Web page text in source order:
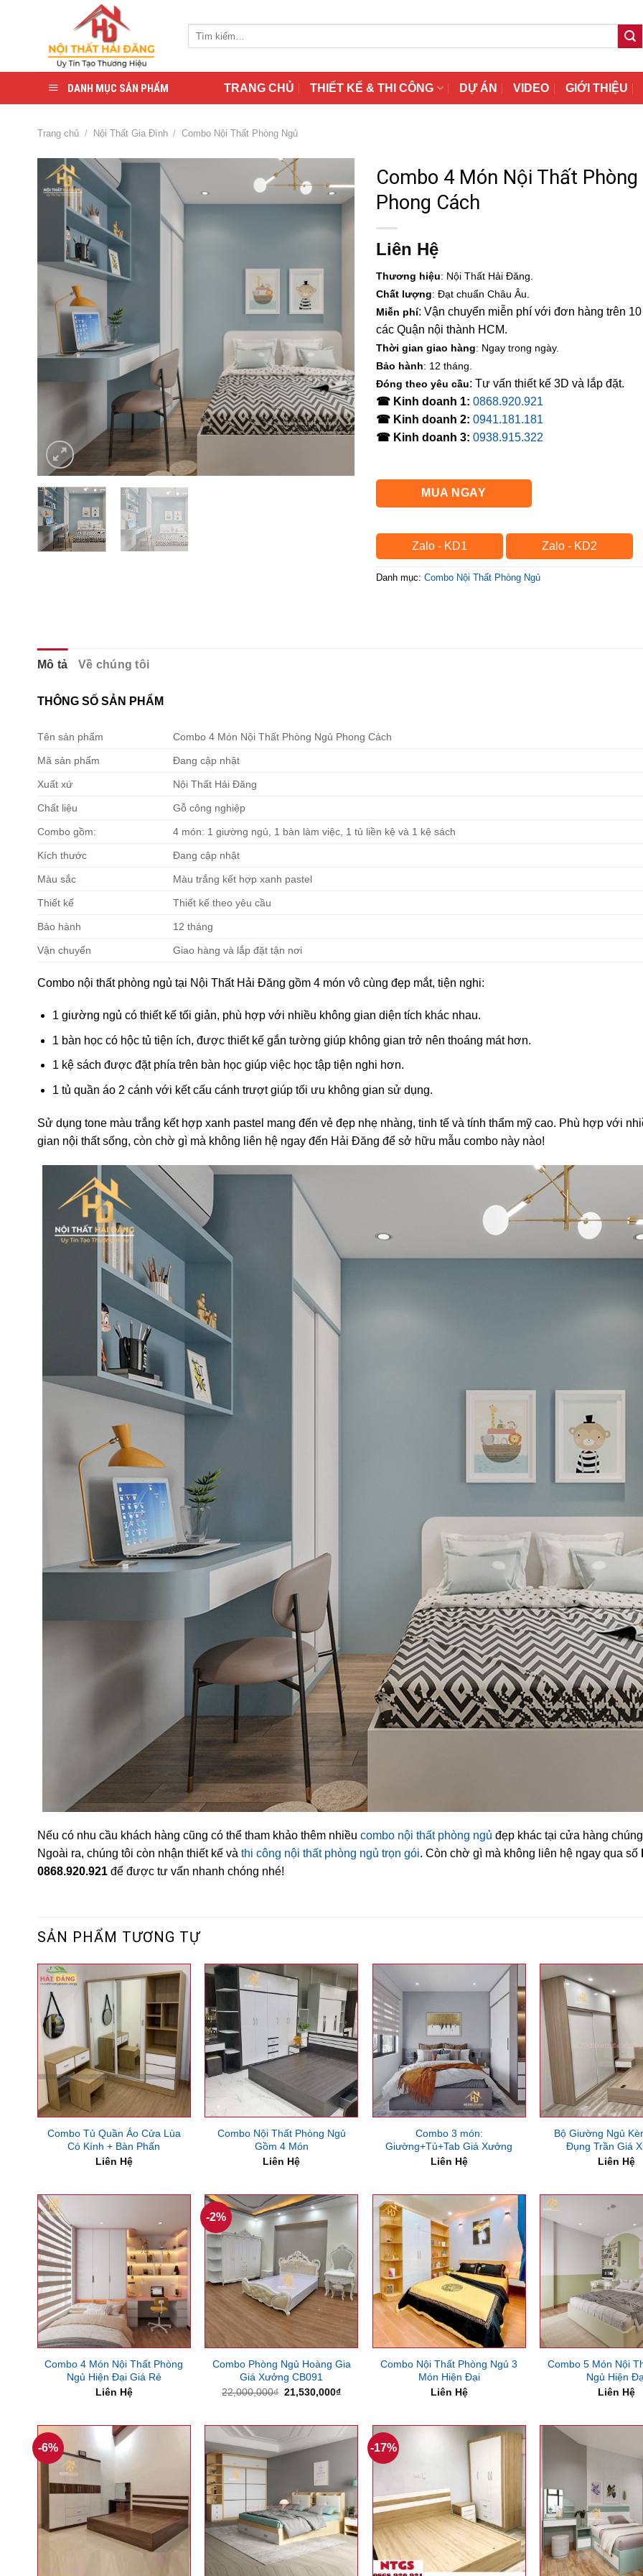
DANH MỤC SẢN PHẨM TRANG CHỦ THIẾT KẾ & THI CÔNG DỰ ÁN VIDEO GIỚI THIỆU
Trang chủ / Nội Thất Gia Đình / Combo Nội Thất Phòng Ngủ
Combo 4 Món Nội Thất Phòng
Phong Cách
Liên Hệ
Thương hiệu: Nội Thất Hải Đăng.
Chất lượng: Đạt chuẩn Châu Âu.
Miễn phí: Vận chuyển miễn phí với đơn hàng trên 10
các Quận nội thành HCM.
Thời gian giao hàng: Ngay trong ngày.
Bảo hành: 12 tháng.
Đóng theo yêu cầu: Tư vấn thiết kế 3D và lắp đặt.
☎ Kinh doanh 1: 0868.920.921
☎ Kinh doanh 2: 0941.181.181
☎ Kinh doanh 3: 0938.915.322
MUA NGAY
Zalo - KD1 Zalo - KD2
Danh mục: Combo Nội Thất Phòng Ngủ
Mô tả Về chúng tôi
THÔNG SỐ SẢN PHẨM
Tên sản phẩm Combo 4 Món Nội Thất Phòng Ngủ Phong Cách
Mã sản phẩm Đang cập nhật
Xuất xứ Nội Thất Hải Đăng
Chất liệu Gỗ công nghiệp
Combo gồm: 4 món: 1 giường ngủ, 1 bàn làm việc, 1 tủ liền kệ và 1 kệ sách
Kích thước Đang cập nhật
Màu sắc Màu trắng kết hợp xanh pastel
Thiết kế Thiết kế theo yêu cầu
Bảo hành 12 tháng
Vận chuyển Giao hàng và lắp đặt tận nơi
Combo nội thất phòng ngủ tại Nội Thất Hải Đăng gồm 4 món vô cùng đẹp mắt, tiện nghi:
1 giường ngủ có thiết kế tối giản, phù hợp với nhiều không gian diện tích khác nhau.
1 bàn học có hộc tủ tiện ích, được thiết kế gắn tường giúp không gian trở nên thoáng mát hơn.
1 kệ sách được đặt phía trên bàn học giúp việc học tập tiện nghi hơn.
1 tủ quần áo 2 cánh với kết cấu cánh trượt giúp tối ưu không gian sử dụng.
Sử dụng tone màu trắng kết hợp xanh pastel mang đến vẻ đẹp nhẹ nhàng, tinh tế và tính thẩm mỹ cao. Phù hợp với
gian nội thất sống, còn chờ gì mà không liên hệ ngay đến Hải Đăng để sở hữu mẫu combo này nào!
Nếu có nhu cầu khách hàng cũng có thể tham khảo thêm nhiều combo nội thất phòng ngủ đẹp khác tại cửa hàng
Ngoài ra, chúng tôi còn nhận thiết kế và thi công nội thất phòng ngủ trọn gói. Còn chờ gì mà không liên hệ ngay qua số
0868.920.921 để được tư vấn nhanh chóng nhé!
SẢN PHẨM TƯƠNG TỰ
Combo Tủ Quần Áo Cửa Lùa
Có Kính + Bàn Phấn
Liên Hệ
Combo Nội Thất Phòng Ngủ
Gồm 4 Món
Liên Hệ
Combo 3 món:
Giường+Tủ+Tab Giá Xưởng
Liên Hệ
Bộ Giường Ngủ
Đụng Trần Giá
Liên Hệ
Combo 4 Món Nội Thất Phòng
Ngủ Hiện Đại Giá Rẻ
Liên Hệ
-2%
Combo Phòng Ngủ Hoàng Gia
Giá Xưởng CB091
22,000,000₫ Giá
21,530,000₫Giá
21,530,000₫.
Combo Nội Thất Phòng Ngủ 3
Món Hiện Đại
Liên Hệ
Combo 5 Món Nội
Ngủ Hiện
Liên Hệ
-6% -17%